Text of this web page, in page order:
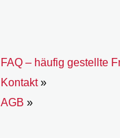
FAQ – häufig gestellte
Kontakt»
AGB »